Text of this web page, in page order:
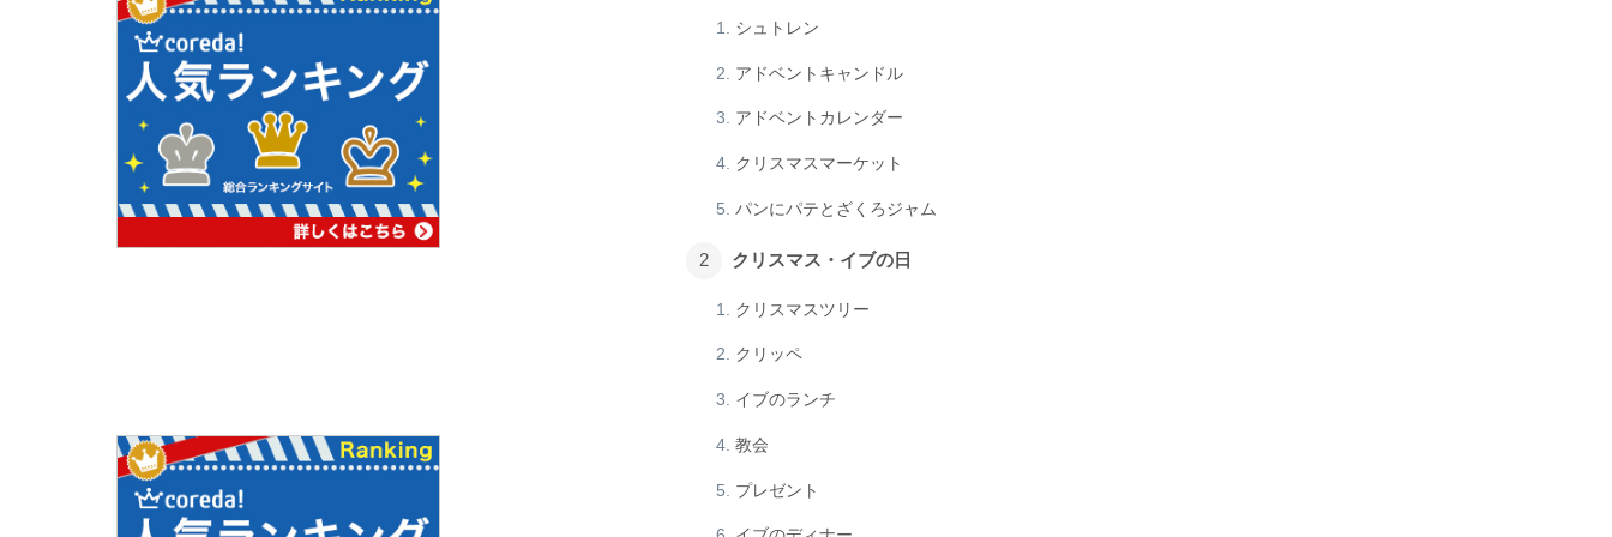
シュトレン
アドベントキャンドル
アドベントカレンダー
クリスマスマーケット
パンにパテとざくろジャム
クリスマス・イブの日
クリスマスツリー
クリッペ
イブのランチ
教会
プレゼント